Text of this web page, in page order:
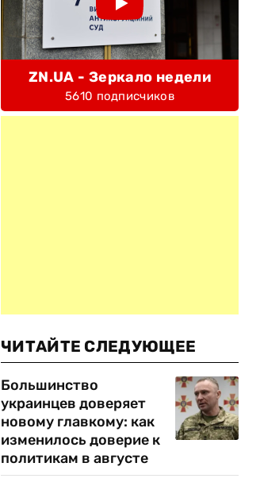
ZN.UA - Зеркало недели
5610 подписчиков
ЧИТАЙТЕ СЛЕДУЮЩЕЕ
Большинство
украинцев доверяет
новому главкому: как
изменилось доверие к
политикам в августе